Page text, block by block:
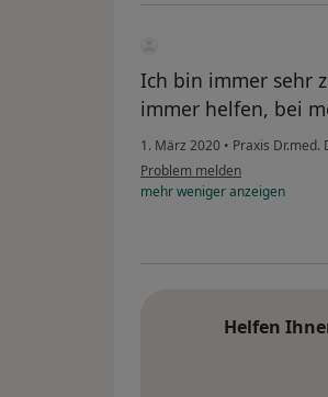
Ich bin immer sehr
immer helfen, bei
1. März 2020 • Praxis Dr.med.
Problem melden
mehrwenigeranzeigen
Helfen